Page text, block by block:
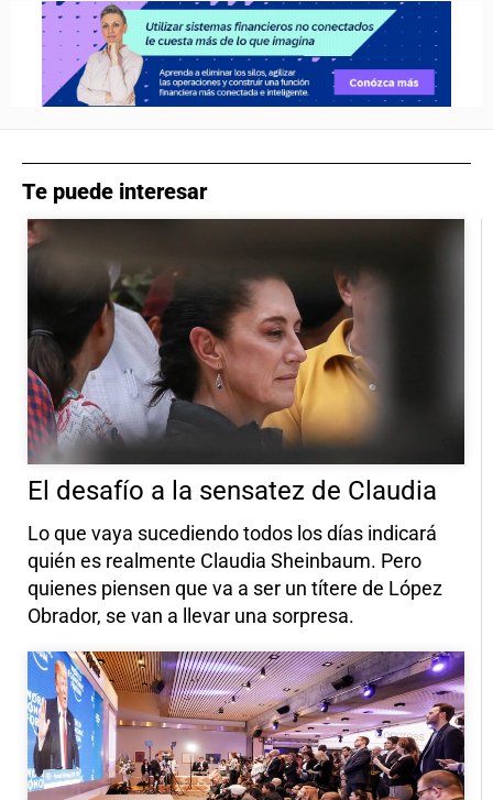
Te puede interesar
El desafío a la sensatez de Claudia
Lo que vaya sucediendo todos los días indicará
quién es realmente Claudia Sheinbaum. Pero
quienes piensen que va a ser un títere de López
Obrador, se van a llevar una sorpresa.